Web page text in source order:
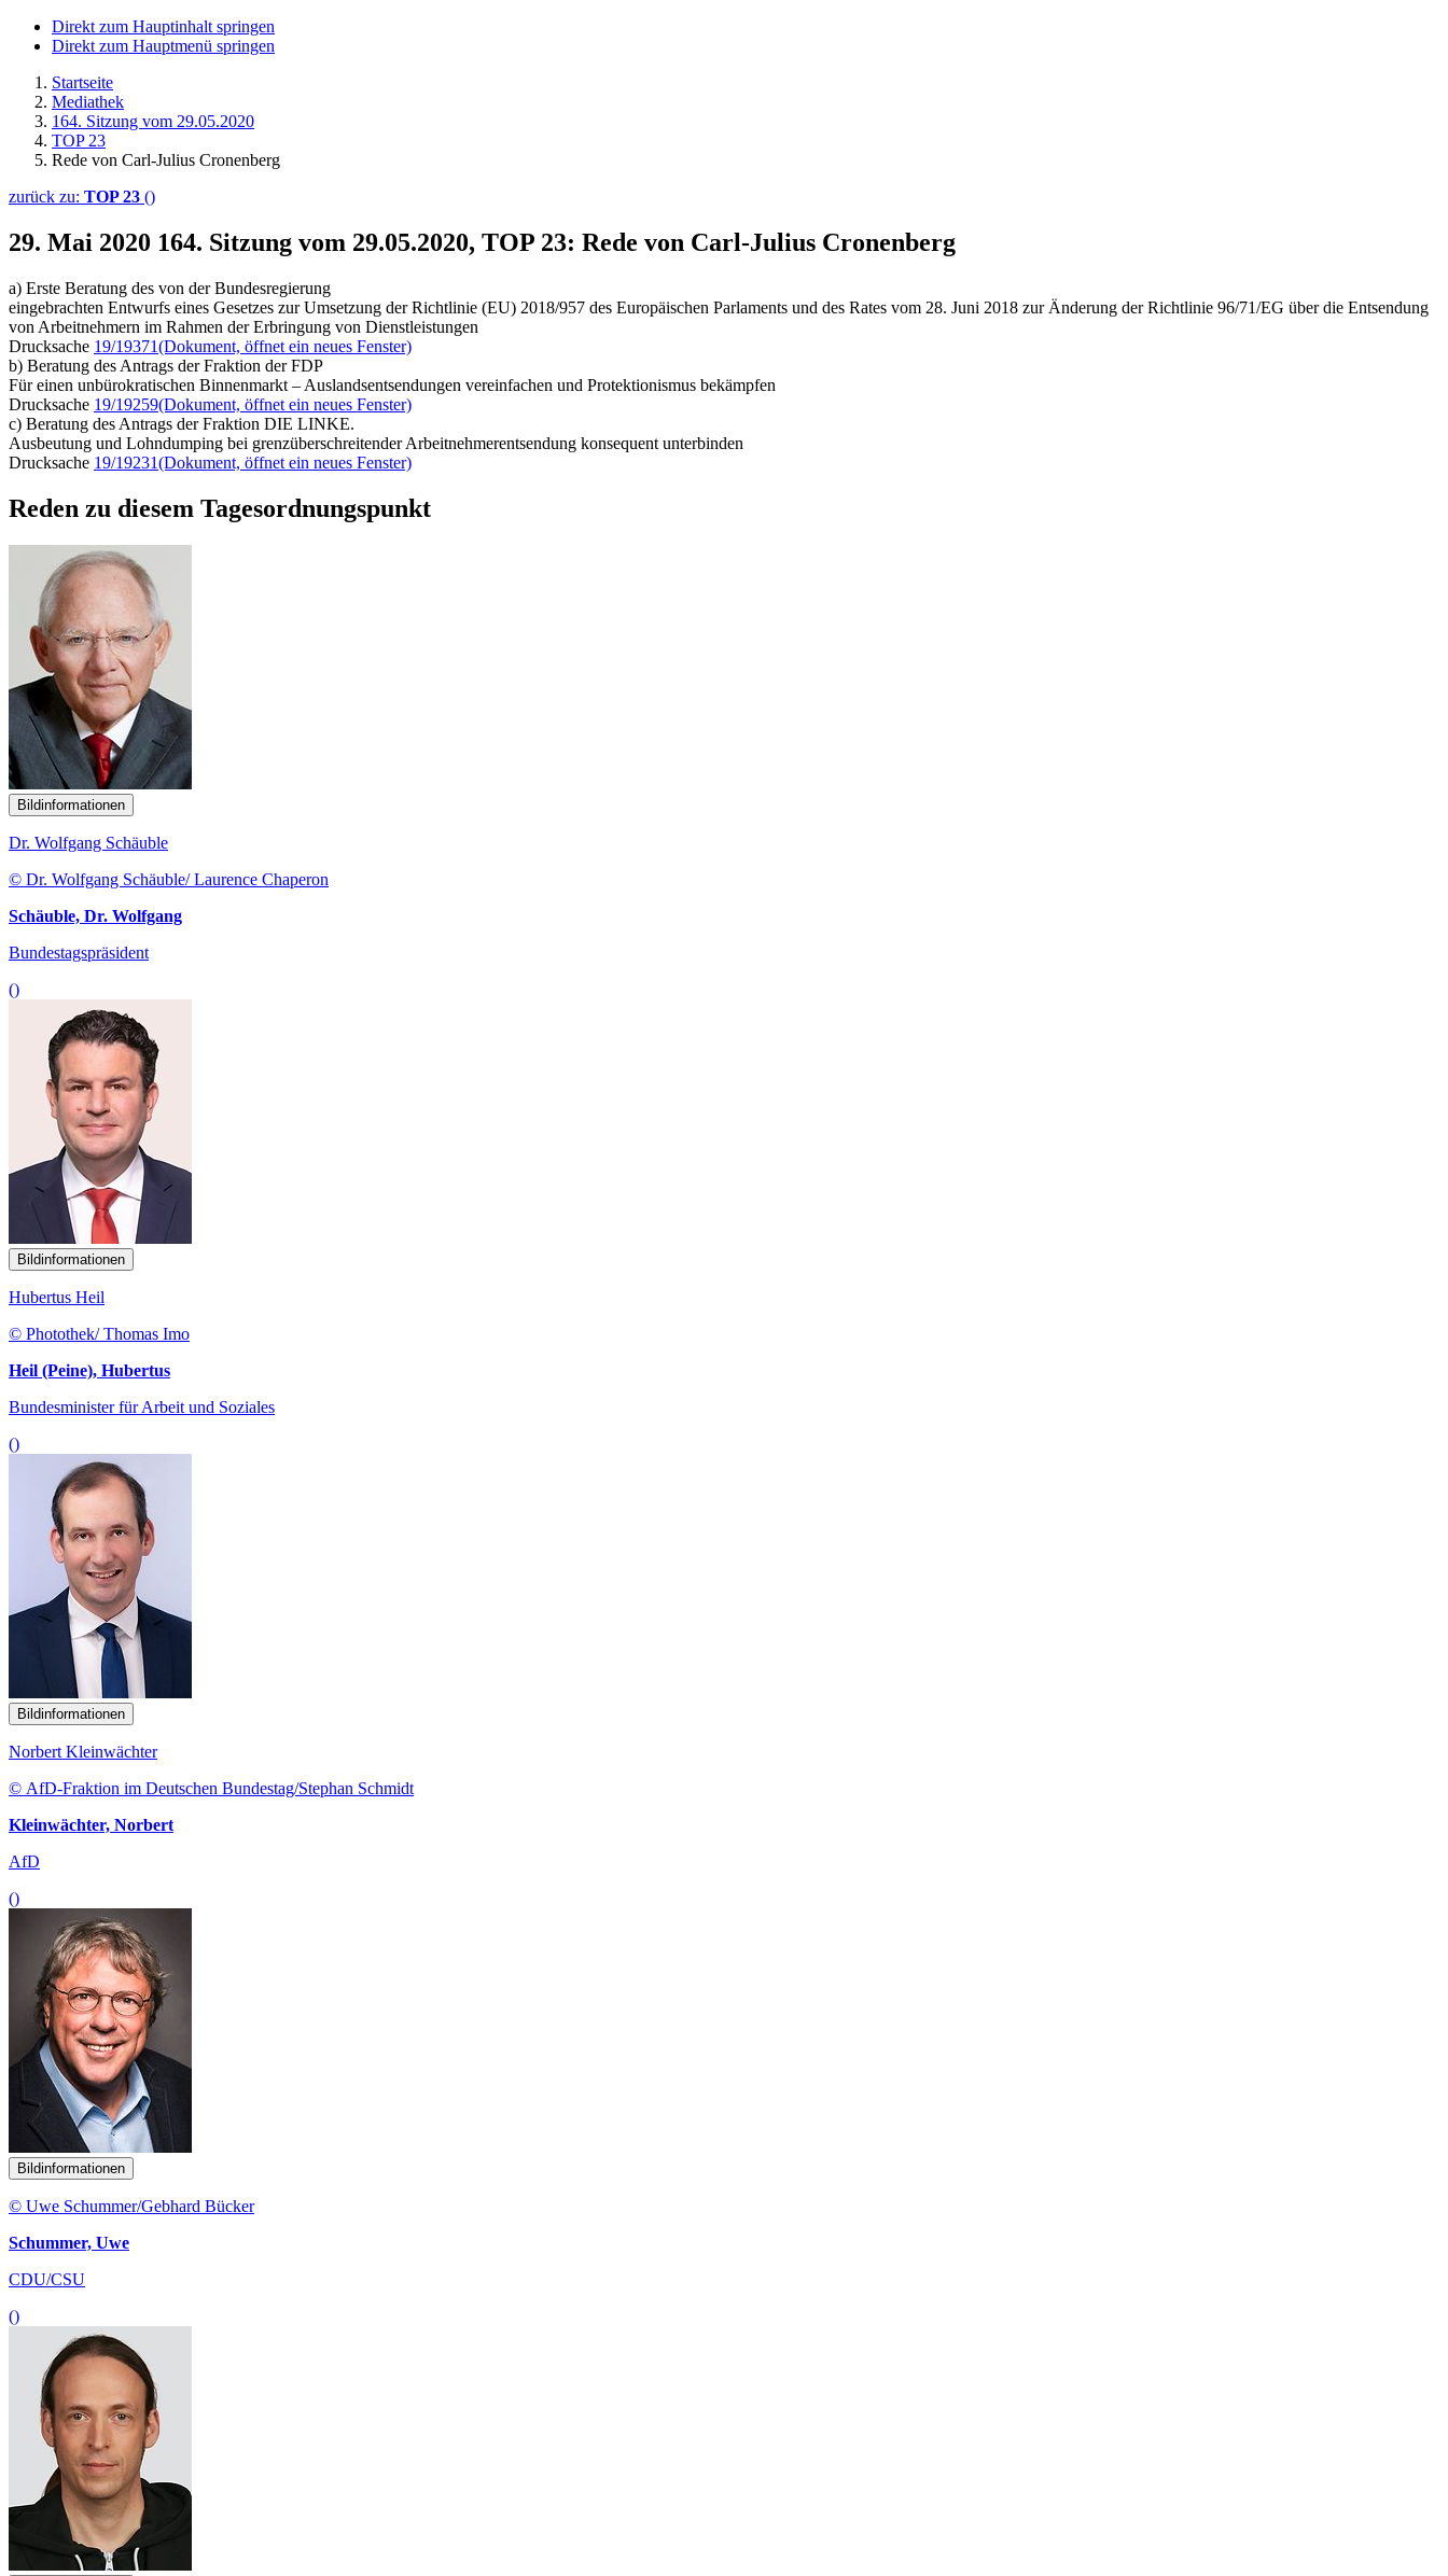
Direkt zum Hauptinhalt springen
Direkt zum Hauptmenü springen
Startseite
Mediathek
164. Sitzung vom 29.05.2020
TOP 23
Rede von Carl-Julius Cronenberg
zurück zu: TOP 23 ()
29. Mai 2020 164. Sitzung vom 29.05.2020, TOP 23: Rede von Carl-Julius Cronenberg
a) Erste Beratung des von der Bundesregierung
eingebrachten Entwurfs eines Gesetzes zur Umsetzung der Richtlinie (EU) 2018/957 des Europäischen Parlaments und des Rates vom 28. Juni 2018 zur Änderung der Richtlinie 96/71/EG über die Entsendung
von Arbeitnehmern im Rahmen der Erbringung von Dienstleistungen
Drucksache 19/19371(Dokument, öffnet ein neues Fenster)
b) Beratung des Antrags der Fraktion der FDP
Für einen unbürokratischen Binnenmarkt – Auslandsentsendungen vereinfachen und Protektionismus bekämpfen
Drucksache 19/19259(Dokument, öffnet ein neues Fenster)
c) Beratung des Antrags der Fraktion DIE LINKE.
Ausbeutung und Lohndumping bei grenzüberschreitender Arbeitnehmerentsendung konsequent unterbinden
Drucksache 19/19231(Dokument, öffnet ein neues Fenster)
Reden zu diesem Tagesordnungspunkt
Bildinformationen
Dr. Wolfgang Schäuble
© Dr. Wolfgang Schäuble/ Laurence Chaperon
Schäuble, Dr. Wolfgang
Bundestagspräsident
()
Bildinformationen
Hubertus Heil
© Photothek/ Thomas Imo
Heil (Peine), Hubertus
Bundesminister für Arbeit und Soziales
()
Bildinformationen
Norbert Kleinwächter
© AfD-Fraktion im Deutschen Bundestag/Stephan Schmidt
Kleinwächter, Norbert
AfD
()
Bildinformationen
© Uwe Schummer/Gebhard Bücker
Schummer, Uwe
CDU/CSU
()